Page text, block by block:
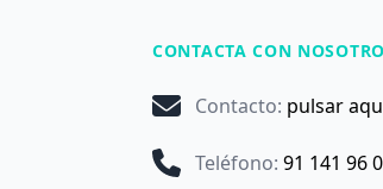
CONTACTA CON
Contacto: pulsar
Teléfono: 91 141 96